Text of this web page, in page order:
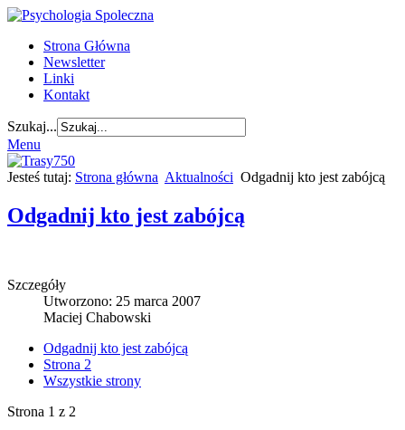
Strona Główna
Newsletter
Linki
Kontakt
Szukaj...
Menu
Jesteś tutaj: Strona główna Aktualności Odgadnij kto jest zabójcą
Odgadnij kto jest zabójcą
Szczegóły
Utworzono: 25 marca 2007
Maciej Chabowski
Odgadnij kto jest zabójcą
Strona 2
Wszystkie strony
Strona 1 z 2